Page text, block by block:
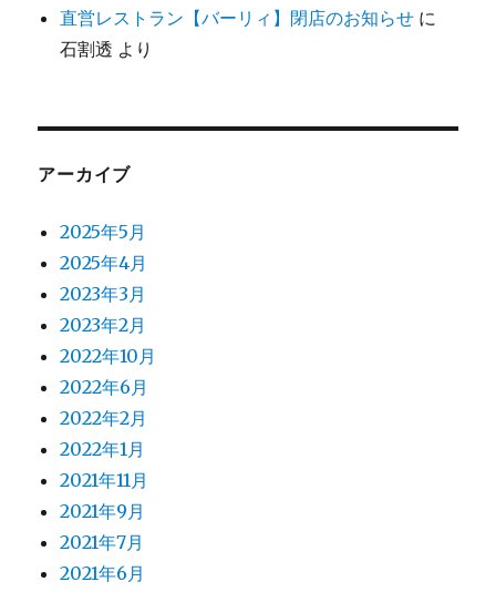
直営レストラン【バーリィ】閉店のお知らせ に
石割透 より
アーカイブ
2025年5月
2025年4月
2023年3月
2023年2月
2022年10月
2022年6月
2022年2月
2022年1月
2021年11月
2021年9月
2021年7月
2021年6月